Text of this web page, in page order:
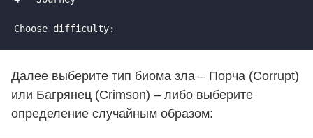
Choose difficulty:
Далее выберите тип биома зла – Порча (Corrupt)
или Багрянец (Crimson) – либо выберите
определение случайным образом: